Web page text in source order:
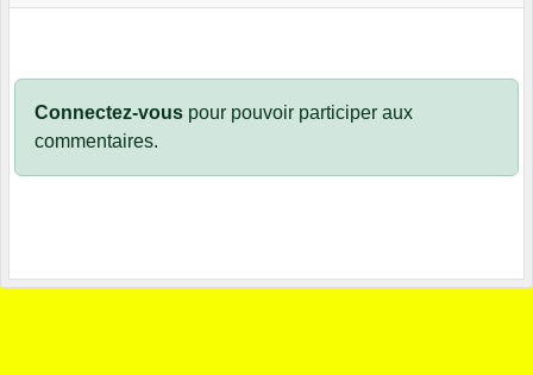
Connectez-vous pour pouvoir participer aux
commentaires.